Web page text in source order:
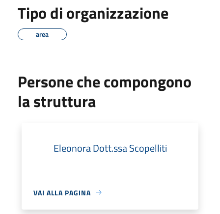
Tipo di organizzazione
area
Persone che compongono
la struttura
Eleonora Dott.ssa Scopelliti
VAI ALLA PAGINA